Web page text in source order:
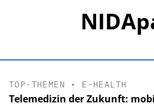
TOP-THEMEN • E-HEALTH
Telemedizin der Zukunft: